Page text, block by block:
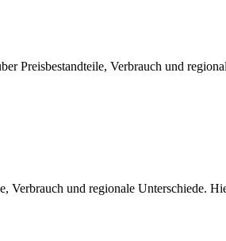
Preisbestandteile, Verbrauch und
Verbrauch und regionale Unterschiede.